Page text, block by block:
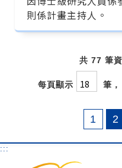
則係計畫主持人。
共 77 筆
每頁顯示 筆
1 2
:::